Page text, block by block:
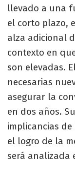
llevado a una
el corto plazo,
alza adicional
contexto en
son elevadas.
necesarias
asegurar la
en dos años.
implicancias
el logro de la
será analizada